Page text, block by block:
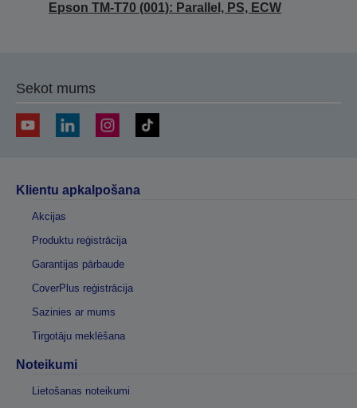
Epson TM-T70 (001): Parallel, PS, ECW
Sekot mums
Klientu apkalpošana
Akcijas
Produktu reģistrācija
Garantijas pārbaude
CoverPlus reģistrācija
Sazinies ar mums
Tirgotāju meklēšana
Noteikumi
Lietošanas noteikumi